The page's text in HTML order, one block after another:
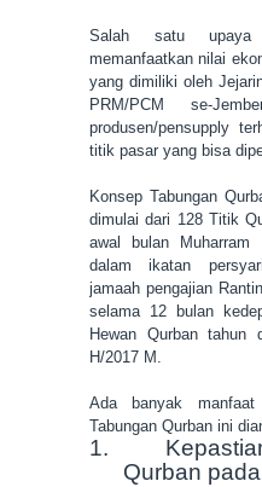
Salah satu
memanfaatkan nilai
yang dimiliki oleh
PRM/PCM se-
produsen/pensupply
titik pasar yang bisa
Konsep Tabungan
dimulai dari 128 Titik
awal bulan
dalam ikatan
jamaah pengajian
selama 12 bulan
Hewan Qurban tahun
H/2017 M.
Ada banyak
Tabungan Qurban ini
1.
Qurban